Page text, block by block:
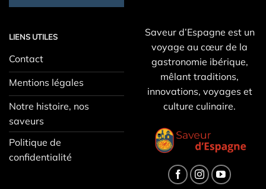
LIENS UTILES
Contact
Mentions légales
Notre histoire, nos
saveurs
Politique de
confidentialité
Saveur d’Espagne est un
voyage au cœur de la
gastronomie ibérique,
mêlant traditions,
innovations, voyages et
culture culinaire.